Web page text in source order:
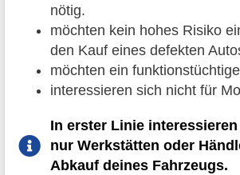
nötig.
möchten kein hohes Risiko
den Kauf eines defekten
möchten ein
interessieren sich nicht für
In erster Linie
nur Werkstätten oder
Abkauf deines Fahrzeugs.